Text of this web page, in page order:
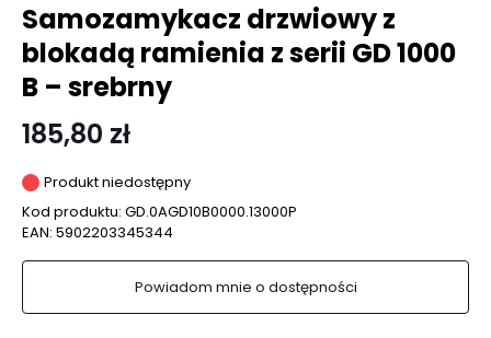
Samozamykacz drzwiowy z
blokadą ramienia z serii GD 1000
B – srebrny
185,80 zł
Produkt niedostępny
Kod produktu: GD.0AGD10B0000.13000P
EAN: 5902203345344
Powiadom mnie o dostępności